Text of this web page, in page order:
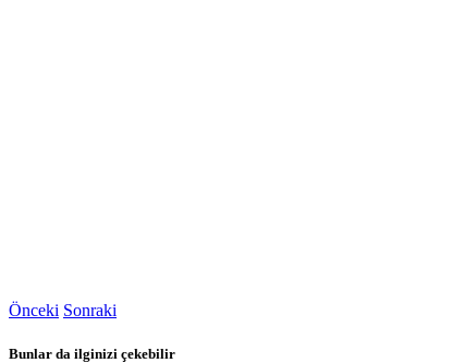
Önceki Sonraki
Bunlar da ilginizi çekebilir